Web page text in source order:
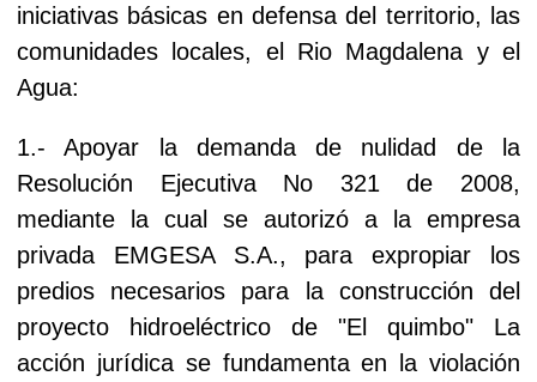
iniciativas básicas en defensa del territorio, las
comunidades locales, el Rio Magdalena y el
Agua:
1.- Apoyar la demanda de nulidad de la
Resolución Ejecutiva No 321 de 2008,
mediante la cual se autorizó a la empresa
privada EMGESA S.A., para expropiar los
predios necesarios para la construcción del
proyecto hidroeléctrico de "El quimbo" La
acción jurídica se fundamenta en la violación